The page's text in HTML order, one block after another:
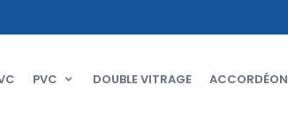
PVC DOUBLE VITRAGE ACCORDÉON